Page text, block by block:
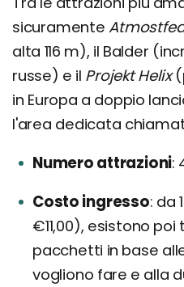
sicuramente
alta 116 m), il Balder
russe) e il Projekt Helix
in Europa a doppio
l'area dedicata
Numero attrazioni
Costo ingresso da
€11,00), esistono
pacchetti in base
vogliono fare e alla